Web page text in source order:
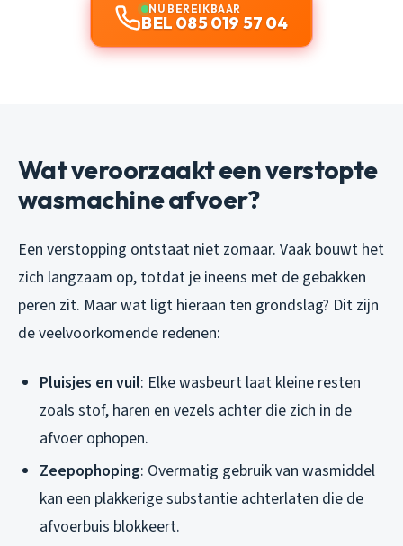
NU BEREIKBAAR
BEL 085 019 57 04
Wat veroorzaakt een verstopte
wasmachine afvoer?
Een verstopping ontstaat niet zomaar. Vaak bouwt het
zich langzaam op, totdat je ineens met de gebakken
peren zit. Maar wat ligt hieraan ten grondslag? Dit zijn
de veelvoorkomende redenen:
Pluisjes en vuil: Elke wasbeurt laat kleine resten
zoals stof, haren en vezels achter die zich in de
afvoer ophopen.
Zeepophoping: Overmatig gebruik van wasmiddel
kan een plakkerige substantie achterlaten die de
afvoerbuis blokkeert.